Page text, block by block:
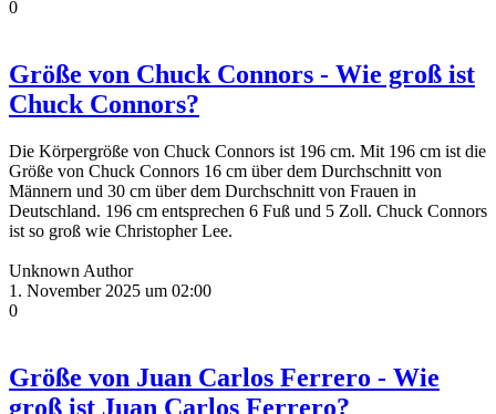
0
Größe von Chuck Connors - Wie groß ist
Chuck Connors?
Die Körpergröße von Chuck Connors ist 196 cm. Mit 196 cm ist die
Größe von Chuck Connors 16 cm über dem Durchschnitt von
Männern und 30 cm über dem Durchschnitt von Frauen in
Deutschland. 196 cm entsprechen 6 Fuß und 5 Zoll. Chuck Connors
ist so groß wie Christopher Lee.
Unknown Author
1. November 2025 um 02:00
0
Größe von Juan Carlos Ferrero - Wie
groß ist Juan Carlos Ferrero?